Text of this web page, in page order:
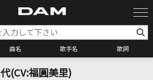
曲名 歌手名 歌詞
カラオケ検索
(CV:福圓美里)